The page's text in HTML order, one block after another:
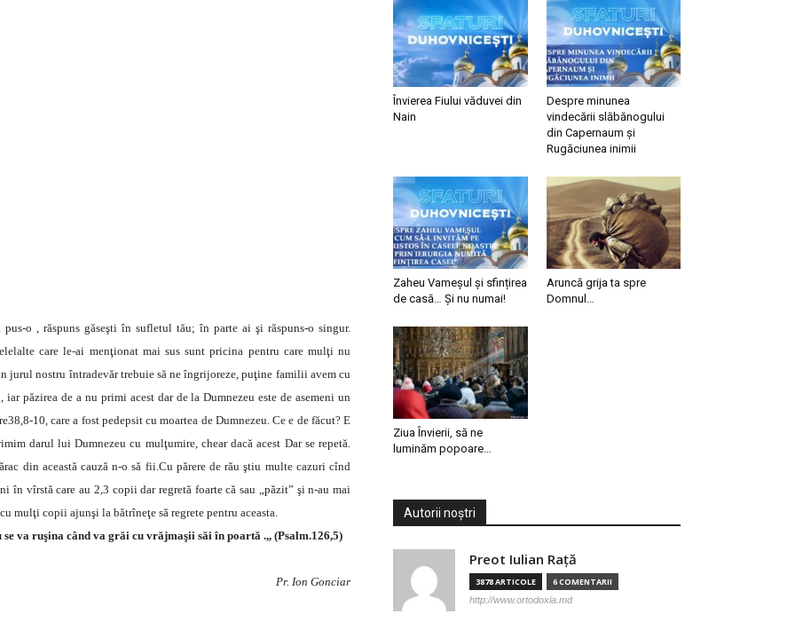
o , răspuns găseşti în sufletul tău; în parte ai şi răspuns-o singur.
care le-ai menţionat mai sus sunt pricina pentru care mulţi nu
jurul nostru întradevăr trebuie să ne îngrijoreze, puţine familii avem cu
păzirea de a nu primi acest dar de la Dumnezeu este de asemeni un
10, care a fost pedepsit cu moartea de Dumnezeu. Ce e de făcut? E
darul lui Dumnezeu cu mulţumire, chear dacă acest Dar se repetă.
din această cauză n-o să fii.Cu părere de rău ştiu multe cazuri cînd
vîrstă care au 2,3 copii dar regretă foarte că sau „păzit” şi n-au mai
copii ajunşi la bătrîneţe să regrete pentru aceasta.
va ruşina când va grăi cu vrăjmaşii săi în poartă .,, (Psalm.126,5)
Pr. Ion Gonciar
Învierea Fiului văduvei din
Nain
Despre minunea
vindecării slăbănogului
din Capernaum și
Rugăciunea inimii
Zaheu Vameșul și sfințirea
de casă… Și nu numai!
Aruncă grija ta spre
Domnul…
Ziua Învierii, să ne
luminăm popoare…
Autorii noștri
Preot Iulian Raţă
3878 ARTICOLE 6 COMENTARII
http://www.ortodoxia.md